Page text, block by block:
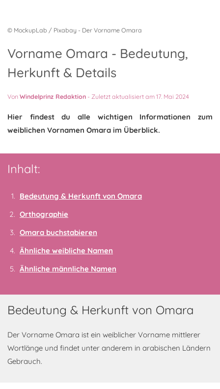
© MockupLab / Pixabay - Der Vorname Omara
Vorname Omara - Bedeutung,
Herkunft & Details
VonWindelprinz Redaktion - Zuletzt aktualisiert am 17. Mai 2024
Hier findest du alle wichtigen Informationen zum
weiblichen Vornamen Omara im Überblick.
Inhalt:
Bedeutung & Herkunft von Omara
Orthographie
Omara buchstabieren
Ähnliche weibliche Namen
Ähnliche männliche Namen
Bedeutung & Herkunft von Omara
Der Vorname Omara ist ein weiblicher Vorname mittlerer
Wortlänge und findet unter anderem in arabischen Ländern
Gebrauch.